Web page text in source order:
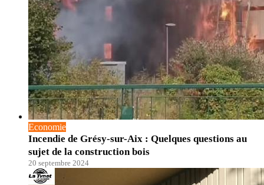
Economie
Incendie de Grésy-sur-Aix : Quelques questions au
sujet de la construction bois
20 septembre 2024